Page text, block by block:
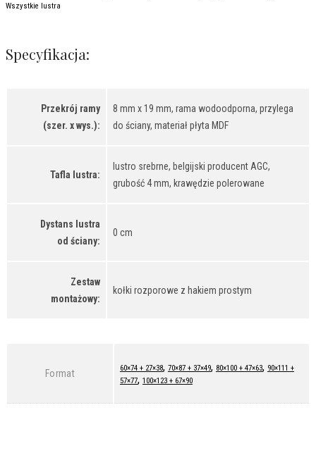
Wszystkie lustra
Specyfikacja:
Przekrój ramy
(szer. x wys.):
8 mm x 19 mm, rama wodoodporna, przylega
do ściany, materiał płyta MDF
Tafla lustra:
lustro srebrne, belgijski producent AGC,
grubość 4 mm, krawędzie polerowane
Dystans lustra
od ściany:
0 cm
Zestaw
montażowy:
kołki rozporowe z hakiem prostym
Format 60×74 + 27×38, 70×87 + 37×49, 80×100 + 47×63, 90×111 +
57×77, 100×123 + 67×90